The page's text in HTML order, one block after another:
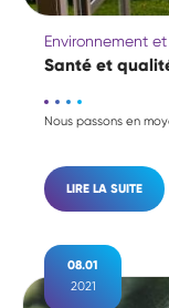
Environnement
Santé et
Nous passons en
LIRE LA SUITE
08.01
2021